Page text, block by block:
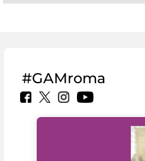
#GAMroma